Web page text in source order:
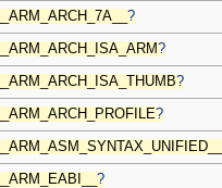
__ARM_ARCH_7A__?
__ARM_ARCH_ISA_ARM?
__ARM_ARCH_ISA_THUMB?
__ARM_ARCH_PROFILE?
__ARM_EABI__?